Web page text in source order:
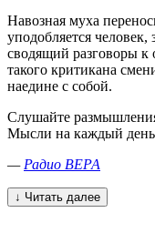
Навозная муха
уподобляется
сводящий разговоры к
такого критикана
наедине с собой.
Слушайте
Мысли на каждый
— Радио ВЕРА
↓ Читать далее